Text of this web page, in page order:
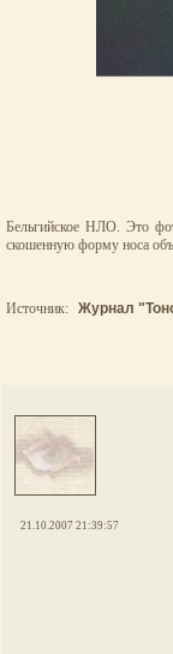
Бельгийское НЛО. Это
скошенную форму носа
Источник: Журнал
21.10.2007 21:39:57